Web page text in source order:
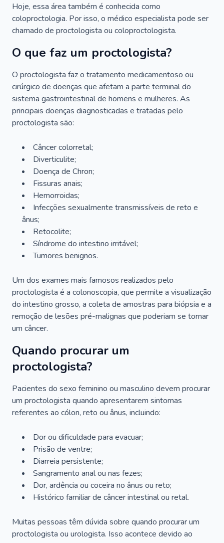
Hoje, essa área também é conhecida como
coloproctologia. Por isso, o médico especialista pode ser
chamado de proctologista ou coloproctologista.
O que faz um proctologista?
O proctologista faz o tratamento medicamentoso ou
cirúrgico de doenças que afetam a parte terminal do
sistema gastrointestinal de homens e mulheres. As
principais doenças diagnosticadas e tratadas pelo
proctologista são:
Câncer colorretal;
Diverticulite;
Doença de Chron;
Fissuras anais;
Hemorroidas;
Infecções sexualmente transmissíveis de reto e
ânus;
Retocolite;
Síndrome do intestino irritável;
Tumores benignos.
Um dos exames mais famosos realizados pelo
proctologista é a colonoscopia, que permite a visualização
do intestino grosso, a coleta de amostras para biópsia e a
remoção de lesões pré-malignas que poderiam se tornar
um câncer.
Quando procurar um
proctologista?
Pacientes do sexo feminino ou masculino devem procurar
um proctologista quando apresentarem sintomas
referentes ao cólon, reto ou ânus, incluindo:
Dor ou dificuldade para evacuar;
Prisão de ventre;
Diarreia persistente;
Sangramento anal ou nas fezes;
Dor, ardência ou coceira no ânus ou reto;
Histórico familiar de câncer intestinal ou retal.
Muitas pessoas têm dúvida sobre quando procurar um
proctologista ou urologista. Isso acontece devido ao